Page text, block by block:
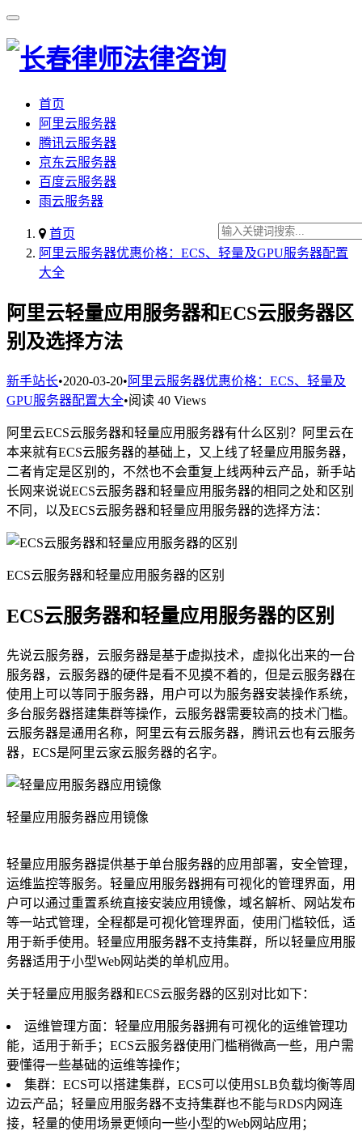
首页
阿里云服务器
腾讯云服务器
京东云服务器
百度云服务器
雨云服务器
首页
阿里云服务器优惠价格：ECS、轻量及GPU服务器配置
大全
阿里云轻量应用服务器和ECS云服务器区
别及选择方法
新手站长•2020-03-20• 阿里云服务器优惠价格：ECS、轻量及
GPU服务器配置大全•阅读 40 Views
阿里云ECS云服务器和轻量应用服务器有什么区别？阿里云在
本来就有ECS云服务器的基础上，又上线了轻量应用服务器，
二者肯定是区别的，不然也不会重复上线两种云产品，新手站
长网来说说ECS云服务器和轻量应用服务器的相同之处和区别
不同，以及ECS云服务器和轻量应用服务器的选择方法：
ECS云服务器和轻量应用服务器的区别
ECS云服务器和轻量应用服务器的区别
先说云服务器，云服务器是基于虚拟技术，虚拟化出来的一台
服务器，云服务器的硬件是看不见摸不着的，但是云服务器在
使用上可以等同于服务器，用户可以为服务器安装操作系统，
多台服务器搭建集群等操作，云服务器需要较高的技术门槛。
云服务器是通用名称，阿里云有云服务器，腾讯云也有云服务
器，ECS是阿里云家云服务器的名字。
轻量应用服务器应用镜像
轻量应用服务器提供基于单台服务器的应用部署，安全管理，
运维监控等服务。轻量应用服务器拥有可视化的管理界面，用
户可以通过重置系统直接安装应用镜像，域名解析、网站发布
等一站式管理，全程都是可视化管理界面，使用门槛较低，适
用于新手使用。轻量应用服务器不支持集群，所以轻量应用服
务器适用于小型Web网站类的单机应用。
关于轻量应用服务器和ECS云服务器的区别对比如下：
运维管理方面：轻量应用服务器拥有可视化的运维管理功
能，适用于新手；ECS云服务器使用门槛稍微高一些，用户需
要懂得一些基础的运维等操作；
集群：ECS可以搭建集群，ECS可以使用SLB负载均衡等周
边云产品；轻量应用服务器不支持集群也不能与RDS内网连
接，轻量的使用场景更倾向一些小型的Web网站应用；